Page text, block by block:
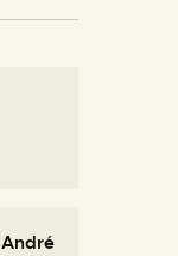
André